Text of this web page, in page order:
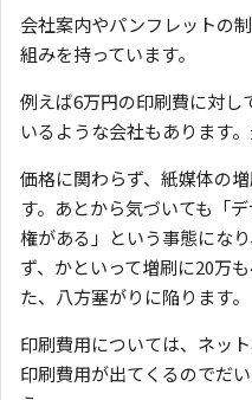
会社案内やパンフレットの
組みを持っています。
例えば6万円の印刷費に対し
いるような会社もあります。
価格に関わらず、紙媒体の
す。あとから気づいても「
権がある」という事態にな
ず、かといって増刷に20万
た、八方塞がりに陥ります。
印刷費用については、ネッ
印刷費用が出てくるのでだ